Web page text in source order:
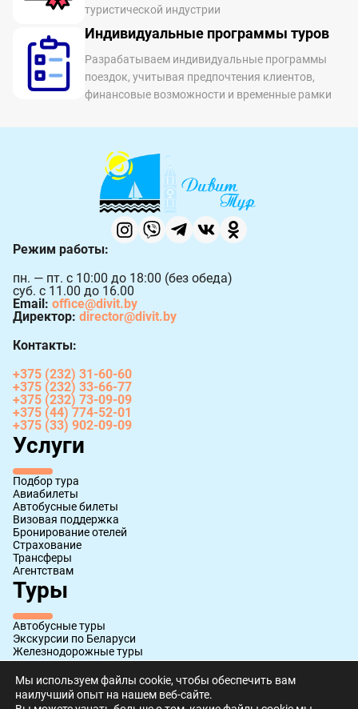
туристической индустрии
Индивидуальные программы туров
Разрабатываем индивидуальные программы
поездок, учитывая предпочтения клиентов,
финансовые возможности и временные рамки
Услуги
Подбор тура
Авиабилеты
Автобусные билеты
Визовая поддержка
Бронирование отелей
Страхование
Трансферы
Агентствам
Туры
Автобусные туры
Экскурсии по Беларуси
Железнодорожные туры
Авиатуры
Круизы
Режим работы:
пн. — пт. с 10:00 до 18:00 (без обеда)
суб. с 11.00 до 16.00
Email: office@divit.by
Директор: director@divit.by
Контакты:
+375 (232) 31-60-60
+375 (232) 33-66-77
+375 (232) 73-09-09
+375 (44) 774-52-01
+375 (33) 902-09-09
Мы используем файлы cookie, чтобы обеспечить вам
наилучший опыт на нашем веб-сайте.